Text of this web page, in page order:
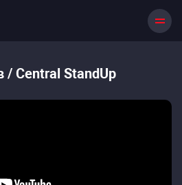
/ Central StandUp